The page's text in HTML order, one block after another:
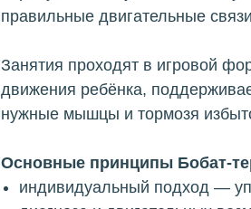
правильные двигательные
Занятия проходят в игровой
движения ребёнка,
нужные мышцы и тормозя
Основные принципы Бобат-
индивидуальный подход —